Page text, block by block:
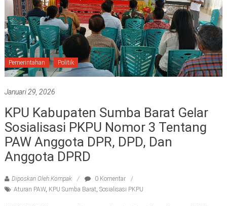
Pemerintahan Politik
Januari 29, 2026
KPU Kabupaten Sumba Barat Gelar
Sosialisasi PKPU Nomor 3 Tentang
PAW Anggota DPR, DPD, Dan
Anggota DPRD
Diposkan Oleh:Kompak
0 Komentar
Aturan PAW, KPU Sumba Barat, Sosialisasi PKPU